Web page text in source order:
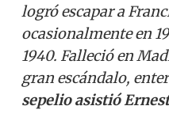
logró escapar a
ocasionalmente en
1940. Falleció en
gran escándalo,
sepelio asistió